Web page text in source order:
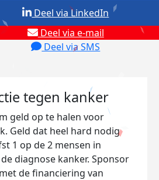
Deel via e-mail
Deel via SMS
Deel via LinkedIn
tegen kanker
geld op te halen voor
Geld dat heel hard nodig
1 op de 2 mensen in
diagnose kanker. Sponsor
de financiering van